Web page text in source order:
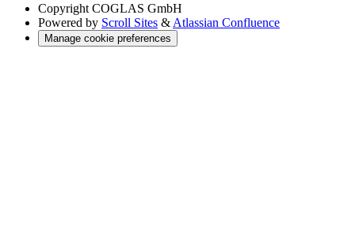
Copyright COGLAS GmbH
Powered by Scroll Sites & Atlassian Confluence
Manage cookie preferences